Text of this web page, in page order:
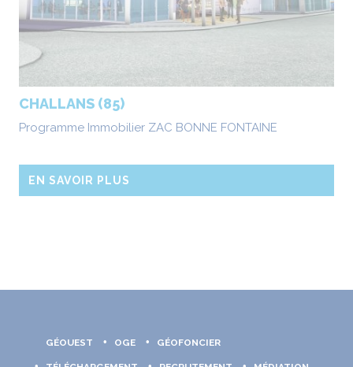
CHALLANS (85)
Programme Immobilier ZAC BONNE FONTAINE
EN SAVOIR PLUS
GÉOUEST OGE GÉOFONCIER